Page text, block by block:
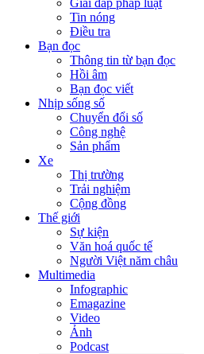
Giải đáp pháp luật
Tin nóng
Điều tra
Bạn đọc
Thông tin từ bạn đọc
Hồi âm
Bạn đọc viết
Nhịp sống số
Chuyển đổi số
Công nghệ
Sản phẩm
Xe
Thị trường
Trải nghiệm
Cộng đồng
Thế giới
Sự kiện
Văn hoá quốc tế
Người Việt năm châu
Multimedia
Infographic
Emagazine
Video
Ảnh
Podcast